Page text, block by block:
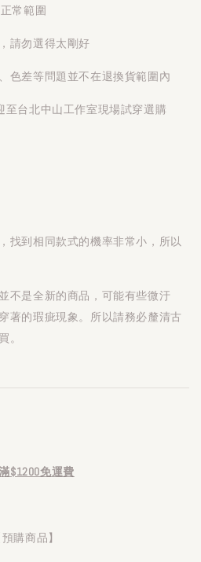
常範圍
請勿選得太剛好
色差等問題並不在退換貨範圍內
至台北中山工作室現場試穿選購
找到相同款式的機率非常小，所以
不是全新的商品，可能有些微汙
著的瑕疵現象。所以請務必釐清古
。
$1200免運費
預購商品】